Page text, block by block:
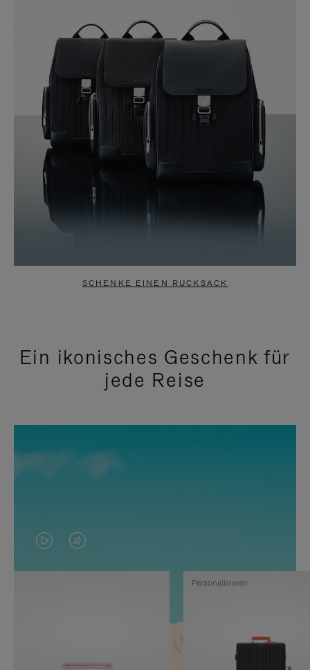
SCHENKE EINEN RUCKSACK
Ein ikonisches Geschenk für
jede Reise
DAS
VIDEO
VIDEO
IST
Personalisieren